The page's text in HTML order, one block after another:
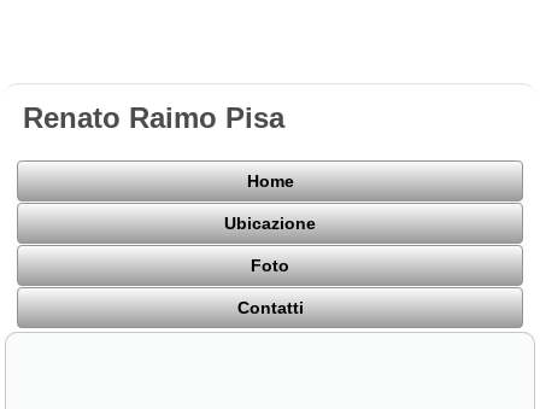
Renato Raimo Pisa
Home
Ubicazione
Foto
Contatti